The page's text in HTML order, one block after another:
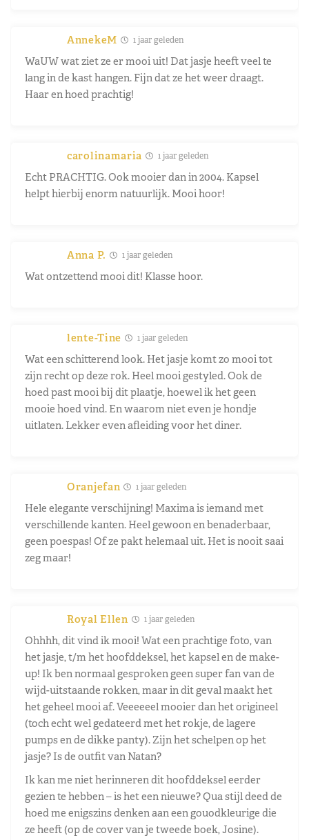
AnnekeM 1 jaar geleden
WaUW wat ziet ze er mooi uit! Dat jasje heeft veel te
lang in de kast hangen. Fijn dat ze het weer draagt.
Haar en hoed prachtig!
carolinamaria 1 jaar geleden
Echt PRACHTIG. Ook mooier dan in 2004. Kapsel
helpt hierbij enorm natuurlijk. Mooi hoor!
Anna P. 1 jaar geleden
Wat ontzettend mooi dit! Klasse hoor.
lente-Tine 1 jaar geleden
Wat een schitterend look. Het jasje komt zo mooi tot
zijn recht op deze rok. Heel mooi gestyled. Ook de
hoed past mooi bij dit plaatje, hoewel ik het geen
mooie hoed vind. En waarom niet even je hondje
uitlaten. Lekker even afleiding voor het diner.
Oranjefan 1 jaar geleden
Hele elegante verschijning! Maxima is iemand met
verschillende kanten. Heel gewoon en benaderbaar,
geen poespas! Of ze pakt helemaal uit. Het is nooit saai
zeg maar!
Royal Ellen 1 jaar geleden
Ohhhh, dit vind ik mooi! Wat een prachtige foto, van
het jasje, t/m het hoofddeksel, het kapsel en de make-
up! Ik ben normaal gesproken geen super fan van de
wijd-uitstaande rokken, maar in dit geval maakt het
het geheel mooi af. Veeeeeel mooier dan het origineel
(toch echt wel gedateerd met het rokje, de lagere
pumps en de dikke panty). Zijn het schelpen op het
jasje? Is de outfit van Natan?
Ik kan me niet herinneren dit hoofddeksel eerder
gezien te hebben – is het een nieuwe? Qua stijl deed de
hoed me enigszins denken aan een gouodkleurige die
ze heeft (op de cover van je tweede boek, Josine).